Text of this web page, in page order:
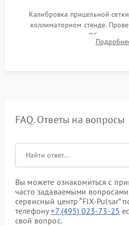
Калибровка прицельной
коллиматорном стенде.
механизма поправок.
ударном стенде для проверки
FAQ. Ответы на вопросы
Вы можете ознакомиться с
часто задаваемыми
сервисный центр “FIX-Pulsar”
телефону+7 (495) 023-73-25
свой вопрос.